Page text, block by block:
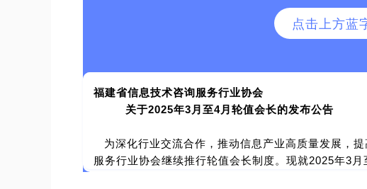
点击上方蓝
福建省信息技术咨询服务行业协会
关于2025年3月至4月轮值会长的发布公告
为深化行业交流合作，推动信息产业高质量发展，
服务行业协会继续推行轮值会长制度。现就2025年3